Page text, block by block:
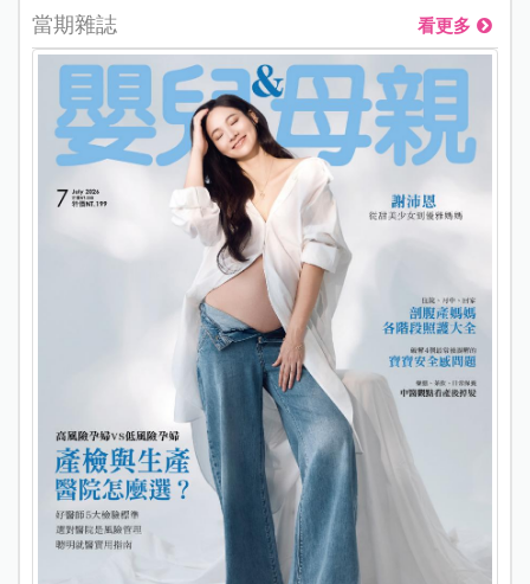
當期雜誌 看更多